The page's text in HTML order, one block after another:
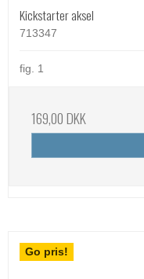
Kickstarter aksel
713347
fig. 1
169,00 DKK
Go pris!